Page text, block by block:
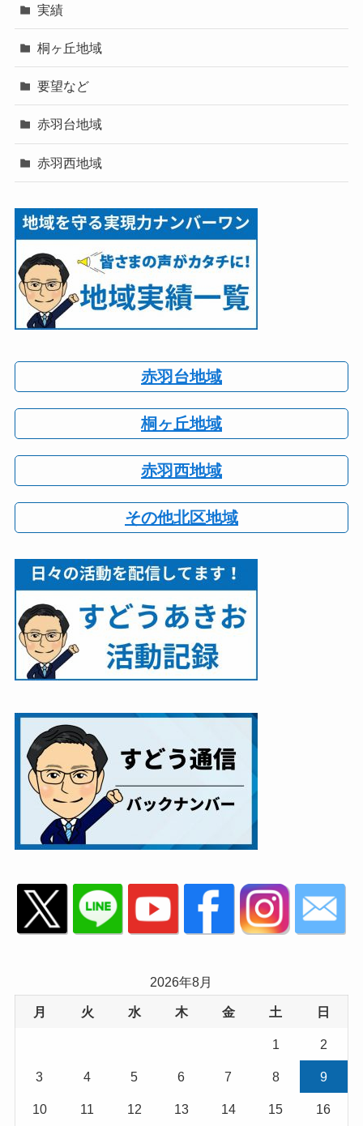
実績
桐ヶ丘地域
要望など
赤羽台地域
赤羽西地域
赤羽台地域
桐ヶ丘地域
赤羽西地域
その他北区地域
2026年8月
月 火 水 木 金 土 日
1 2
3 4 5 6 7 8 9
10 11 12 13 14 15 16